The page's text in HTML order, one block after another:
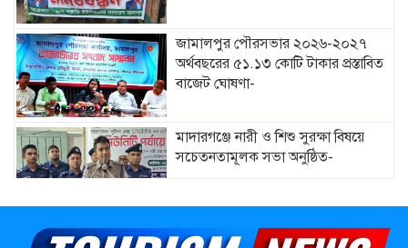
জামালপুর পৌরসভার ২০২৬-২০২৭
অর্থবছরের ৫১.১৩ কোটি টাকার প্রস্তাবিত
বাজেট ঘোষণা-
মাদারগঞ্জে নারী ও শিশু সুরক্ষা বিষয়ে
সচেতনতামূলক সভা অনুষ্ঠিত-
মাদারগঞ্জে বিএনপির বৃক্ষরোপণ কর্মসূচি